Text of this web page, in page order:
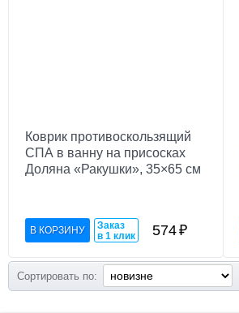
Коврик противоскользящий
СПА в ванну на присосках
Доляна «Ракушки», 35×65 см
Заказ
в 1 клик
574₽
Сортировать по: